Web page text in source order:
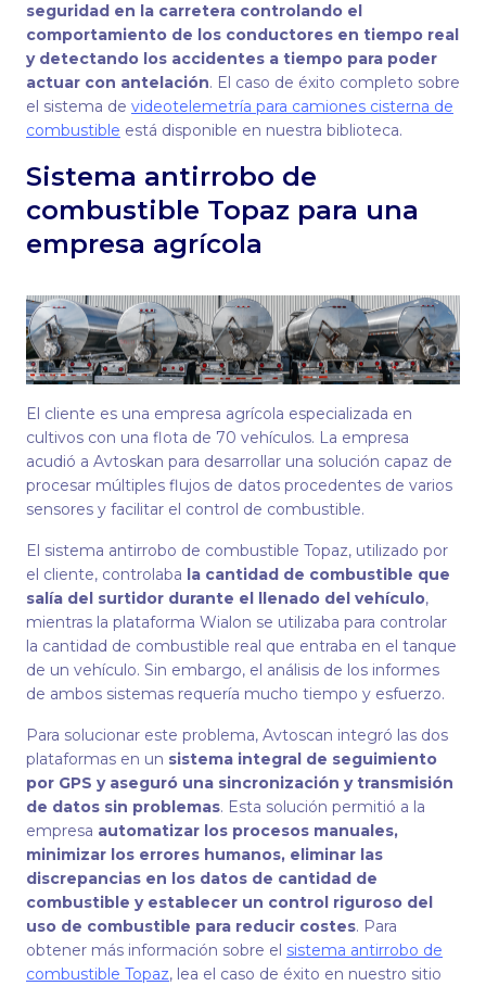
seguridad en la carretera controlando el
comportamiento de los conductores en tiempo real
y detectando los accidentes a tiempo para poder
actuar con antelación. El caso de éxito completo sobre
el sistema de videotelemetría para camiones cisterna de
combustible está disponible en nuestra biblioteca.
Sistema antirrobo de
combustible Topaz para una
empresa agrícola
El cliente es una empresa agrícola especializada en
cultivos con una flota de 70 vehículos. La empresa
acudió a Avtoskan para desarrollar una solución capaz de
procesar múltiples flujos de datos procedentes de varios
sensores y facilitar el control de combustible.
El sistema antirrobo de combustible Topaz, utilizado por
el cliente, controlaba la cantidad de combustible que
salía del surtidor durante el llenado del vehículo,
mientras la plataforma Wialon se utilizaba para controlar
la cantidad de combustible real que entraba en el tanque
de un vehículo. Sin embargo, el análisis de los informes
de ambos sistemas requería mucho tiempo y esfuerzo.
Para solucionar este problema, Avtoscan integró las dos
plataformas en un sistema integral de seguimiento
por GPS y aseguró una sincronización y transmisión
de datos sin problemas. Esta solución permitió a la
empresa automatizar los procesos manuales,
minimizar los errores humanos, eliminar las
discrepancias en los datos de cantidad de
combustible y establecer un control riguroso del
uso de combustible para reducir costes. Para
obtener más información sobre el sistema antirrobo de
combustible Topaz, lea el caso de éxito en nuestro sitio